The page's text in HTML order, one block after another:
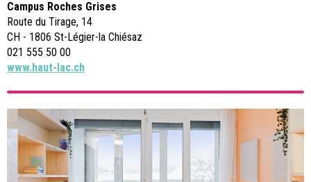
Campus Roches Grises
Route du Tirage, 14
CH - 1806 St-Légier-la Chiésaz
021 555 50 00
www.haut-lac.ch